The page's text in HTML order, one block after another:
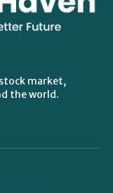
market,
the world.